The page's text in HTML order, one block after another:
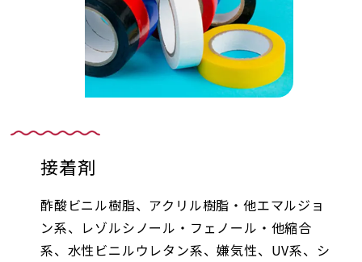
接着剤
酢酸ビニル樹脂、アクリル樹脂・他エマルジョ
ン系、レゾルシノール・フェノール・他縮合
系、水性ビニルウレタン系、嫌気性、UV系、シ